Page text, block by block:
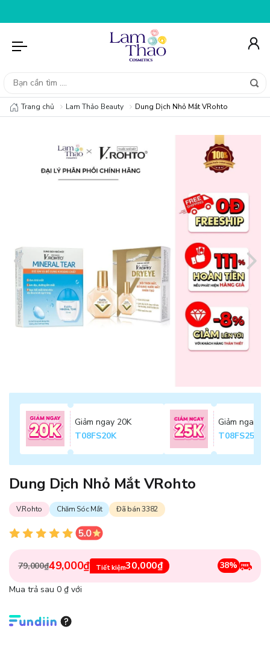
Trang chủ Lam Thảo Beauty Dung Dịch Nhỏ Mắt VRohto
Giảm ngay 20K
T08FS20K
Giảm ngay
T08FS25K
Dung Dịch Nhỏ Mắt VRohto
V.Rohto Chăm Sóc Mắt Đã bán 3382
79,000₫49,000₫ Tiết kiệm30,000₫ 38%
Mua trả sau 0 ₫ với